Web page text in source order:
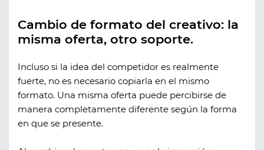
Cambio de formato del creativo: la
misma oferta, otro soporte.
Incluso si la idea del competidor es realmente
fuerte, no es necesario copiarla en el mismo
formato. Una misma oferta puede percibirse de
manera completamente diferente según la forma
en que se presente.